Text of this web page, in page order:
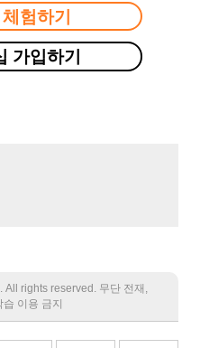
험하기
가입하기
rights reserved. 무단 전재,
이용 금지